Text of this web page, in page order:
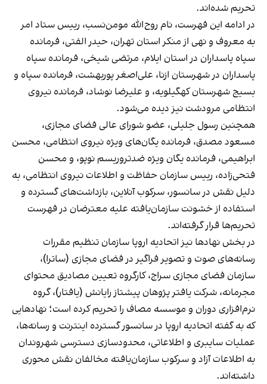
تحریم شده‌اند.
در ادامه این فهرست، نام روح‌الله مومن‌نسب، رییس ستاد امر
به معروف و نهی از منکر استان تهران، حیدر الفتی، فرمانده
سپاه پاسداران در استان ایلام، مرتضی شیخی، فرمانده سپاه
پاسداران در شهرستان ازنا، علی‌اصغر پوربهشت، فرمانده سپاه و
بسیج شهرستان کهگیلویه، و علیرضا نوشاد، فرمانده نیروی
انتظامی مرودشت نیز دیده می‌شود.
همچنین رسول جلیلی، عضو شورای عالی فضای مجازی،
مسعود مصدق، فرمانده یگان‌های ویژه نیروی انتظامی، محسن
ابراهیمی، فرمانده یگان ویژه ضدتروریسم نوپو، و محسن
فتحی‌زاده، رییس سازمان حفاظت و اطلاعات نیروی انتظامی، به
دلیل نقش در سانسور، سرکوب آنلاین، بازداشت‌های گسترده و
استفاده از خشونت سازمان‌یافته علیه معترضان در فهرست
تحریم‌ها قرار گرفته‌اند.
در بخش نهادها نیز اتحادیه اروپا سازمان تنظیم مقررات
رسانه‌های صوت و تصویر فراگیر در فضای مجازی (ساترا)،
سازمان فضای مجازی سراج، کارگروه تعیین مصادیق محتوای
مجرمانه، شرکت یافتر پژوهان پیشتاز رایانش (یافتار)، گروه
نرم‌افزاری دوران و موسسه مصاف را تحریم کرده است؛ نهادهایی
که به گفته اتحادیه اروپا در سانسور گسترده اینترنت و رسانه‌ها،
عملیات سایبری و اطلاعاتی، محدودسازی دسترسی شهروندان
به اطلاعات آزاد و سرکوب سازمان‌یافته مخالفان نقش محوری
داشته‌اند.